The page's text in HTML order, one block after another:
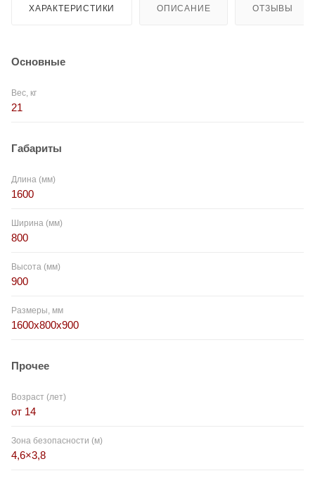
ХАРАКТЕРИСТИКИ ОПИСАНИЕ ОТЗЫВЫ
Основные
Вес, кг
21
Габариты
Длина (мм)
1600
Ширина (мм)
800
Высота (мм)
900
Размеры, мм
1600x800x900
Прочее
Возраст (лет)
от 14
Зона безопасности (м)
4,6×3,8